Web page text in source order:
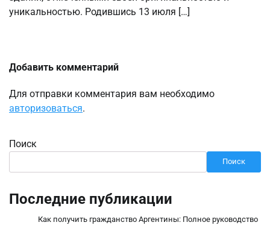
уникальностью. Родившись 13 июля […]
Добавить комментарий
Для отправки комментария вам необходимо
авторизоваться.
Поиск
Поиск
Последние публикации
Как получить гражданство Аргентины: Полное руководство